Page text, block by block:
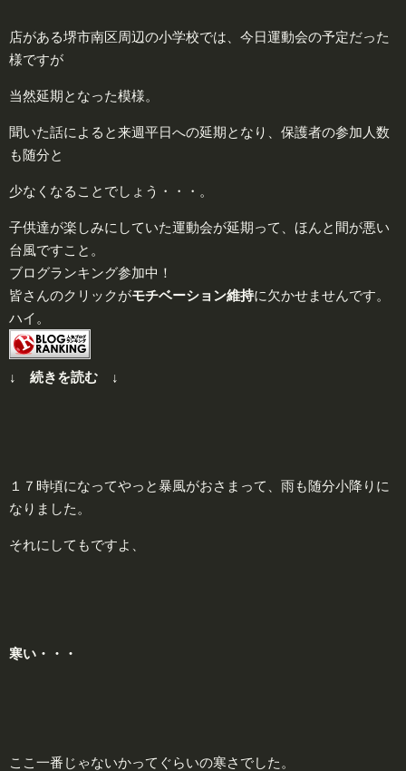
店がある堺市南区周辺の小学校では、今日運動会の予定だった
様ですが
当然延期となった模様。
聞いた話によると来週平日への延期となり、保護者の参加人数
も随分と
少なくなることでしょう・・・。
子供達が楽しみにしていた運動会が延期って、ほんと間が悪い
台風ですこと。
ブログランキング参加中！
皆さんのクリックがモチベーション維持に欠かせませんです。
ハイ。
↓ 続きを読む ↓
１７時頃になってやっと暴風がおさまって、雨も随分小降りに
なりました。
それにしてもですよ、
寒い・・・
ここ一番じゃないかってぐらいの寒さでした。